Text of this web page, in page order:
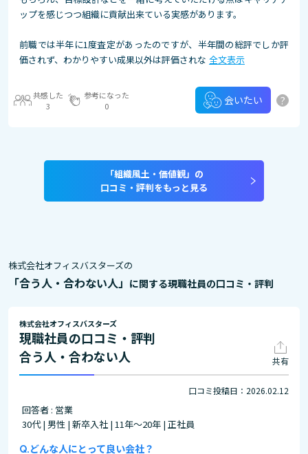
ップを感じつつ組織に貢献出来ている実感があります。
前職では半年に1度査定があったのですが、半年間の総評でしか評
価されず、わかりやすい成果以外は評価されな 全文表示
共感した
3
参考になった
0
会いたい ?
「組織風土・価値観」の
口コミ・評判をもっと見る
株式会社オフィスバスターズの
「合う人・合わない人」 に関する現職社員の口コミ・評判
株式会社オフィスバスターズ
現職社員の口コミ・評判
合う人・合わない人
共有
口コミ投稿日：2026.02.12
回答者 : 営業
30代 | 男性 | 新卒入社 | 11年～20年 | 正社員
どんな人にとって良い会社？